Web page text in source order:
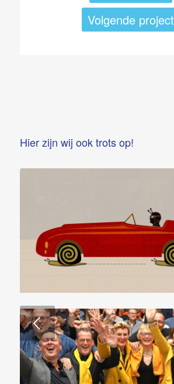
Volgende project
Hier zijn wij ook trots op!
Volgende